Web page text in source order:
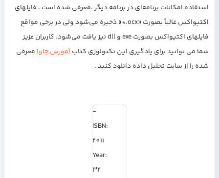
استفاده امکانات برنامه‌ای در برنامه دیگر .معرفی شده است . فایلهای
اکتیواکس غالباً بصورت «ocx.*» ذخیره می‌شود ولی در برخی مواقع
فایلهای اکتیواکس بصورت exe و dll نیز یافت می‌شود. کاربران عزیز
شما می توانید برای یادگیری این تکنولوژی کتابآموزش جاوامعرفی
شده را از سایت تحلیل داده دانلود کنید .
-
ISBN:
2011
Year:
32